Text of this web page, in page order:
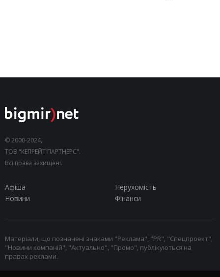
© 2000-2024,
ТОВ "КЕПРЕЙТ ПАРТНЕРС".
Всі права захищені.
Афіша
Нерухомість
Новини
Фінанси
Матеріали, що позначені знаками "Реклама", "PR", "Спецпроект",
"Новини компаній", "Актуально", "Промо", публікуються на
правах реклами.